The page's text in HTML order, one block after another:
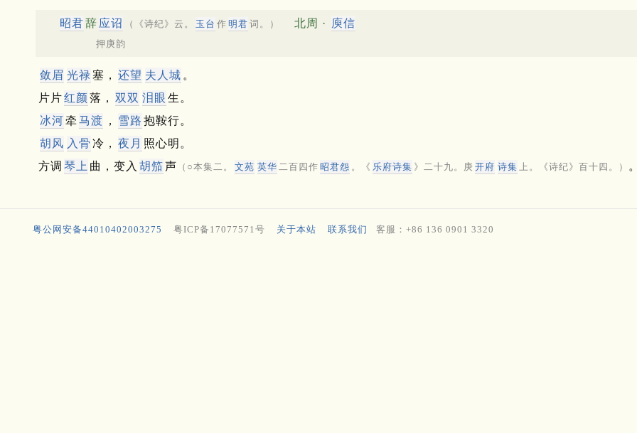
昭君辞 应诏 （《诗纪》云。 玉台 作 明君 词。） 北周 · 庾信
押庚韵
敛眉 光禄塞， 还望 夫人城 。
片片红颜落， 双双 泪眼 生。
冰河牵 马渡 ， 雪路 抱鞍行。
胡风 入骨 冷， 夜月 照心明。
方调 琴上 曲，变入 胡笳声 （○本集二。 文苑 英华 二百四作 昭君怨 。《 乐府诗集 》二十九。庚 开府 诗集 上。《诗纪》百十四。）
粤公网安备44010402003275 粤ICP备17077571号 关于本站 联系我们 客服：+86 136 0901 3320